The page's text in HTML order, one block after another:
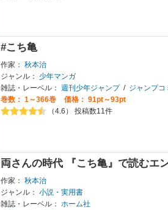
#こち亀
作家： 秋本治
ジャンル：
少年マンガ
雑誌・レーベル： 週刊少年ジャンプ / ジャンプコ
巻数： 1～366巻
価格： 91pt～93pt
（4.6） 投稿数11件
両さんの時代 『こち亀』で読むエ
作家： 秋本治
ジャンル： 小説・実用書
雑誌・レーベル： ホーム社